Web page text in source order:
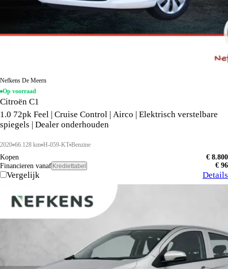
Nefkens De Meern
Op voorraad
Citroën C1
1.0 72pk Feel | Cruise Control | Airco | Elektrisch verstelbare
spiegels | Dealer onderhouden
2020 66.128 km H-059-KT Benzine
Kopen
€ 8.800
Financieren vanaf Krediettabel € 96
Vergelijk Details